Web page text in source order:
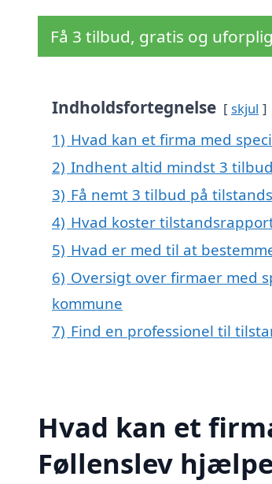
Få 3 tilbud, gratis og
Indholdsfortegnelse skjul
1) Hvad kan et firma med
2) Indhent altid mindst 3
3) Få nemt 3 tilbud på
4) Hvad koster
5) Hvad er med til at
6) Oversigt over firmaer med
kommune
7) Find en professionel til
Hvad kan et
Føllenslev